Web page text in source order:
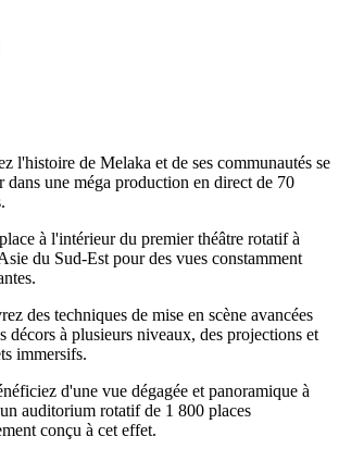
l'histoire de Melaka et de ses communautés se
dans une méga production en direct de 70
à l'intérieur du premier théâtre rotatif à
du Sud-Est pour des vues constamment
des techniques de mise en scène avancées
décors à plusieurs niveaux, des projections et
immersifs.
d'une vue dégagée et panoramique à
auditorium rotatif de 1 800 places
conçu à cet effet.